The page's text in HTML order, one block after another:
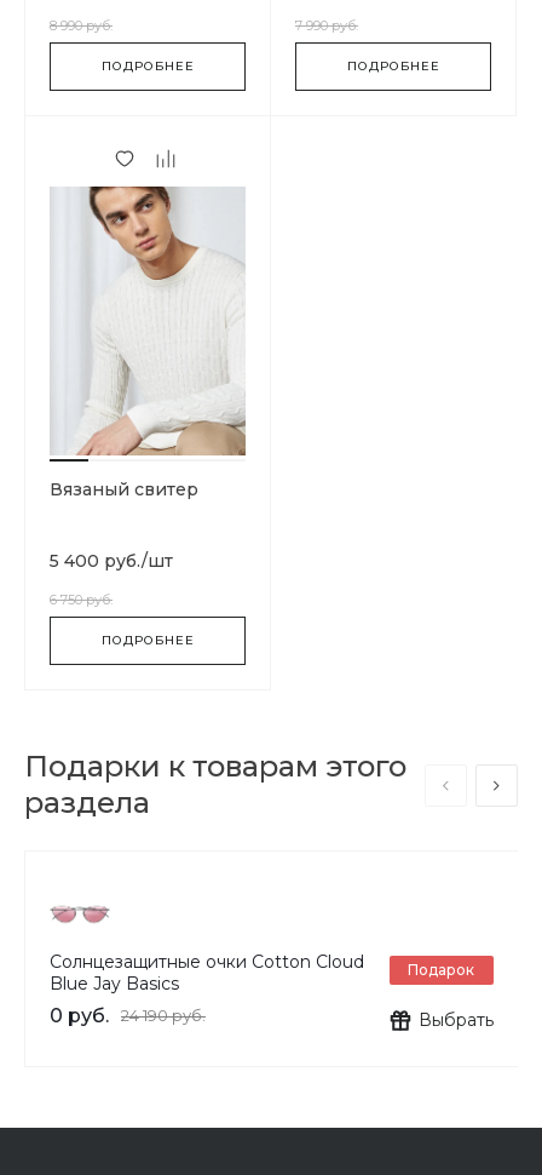
8 990 руб.
ПОДРОБНЕЕ
7 990 руб.
ПОДРОБНЕЕ
Вязаный свитер
5 400 руб./шт
6 750 руб.
ПОДРОБНЕЕ
Подарки к товарам этого
раздела
Солнцезащитные очки Cotton Cloud
Blue Jay Basics
0 руб. 24 190 руб.
Подарок
Выбрать